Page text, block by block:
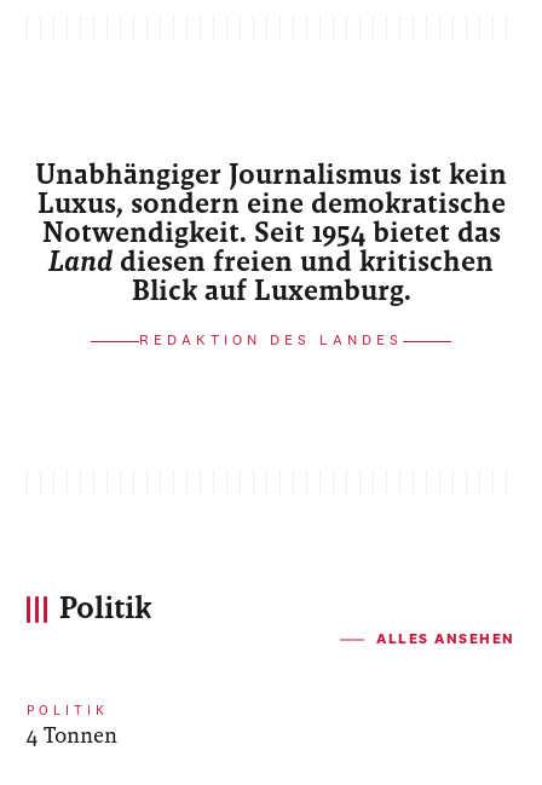
Unabhängiger Journalismus ist kein
Luxus, sondern eine demokratische
Notwendigkeit. Seit 1954 bietet das
Land diesen freien und kritischen
Blick auf Luxemburg.
REDAKTION DES LANDES
Politik
ALLES ANSEHEN
POLITIK
4 Tonnen